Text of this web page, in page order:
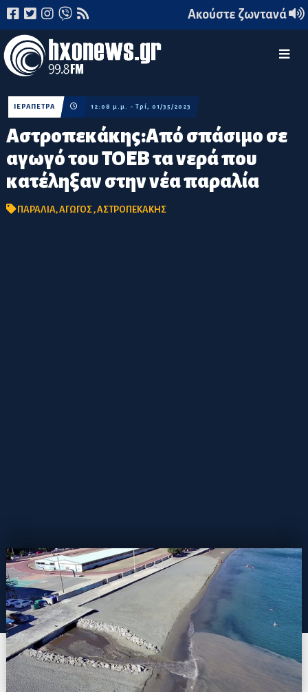
Ακούστε ζωντανά
Αστροπεκάκης:Από σπάσιμο σε
αγωγό του ΤΟΕΒ τα νερά που
κατέληξαν στην νέα παραλία
ΙΕΡΑΠΕΤΡΑ 12:08 μ.μ. - Τρί, 01/35/2023
ΠΑΡΑΛΙΑ,ΑΓΩΓΟΣ,ΑΣΤΡΟΠΕΚΑΚΗΣ